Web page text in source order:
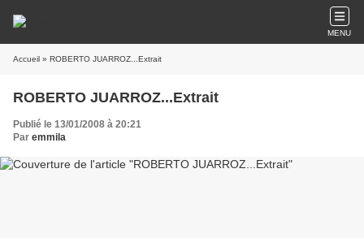
MENU
Accueil » ROBERTO JUARROZ...Extrait
ROBERTO JUARROZ...Extrait
Publié le 13/01/2008 à 20:21
Par emmila